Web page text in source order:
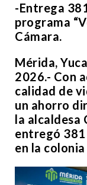
-Entrega
programa
Cámara.
Mérida,
2026.- Con
calidad de
un ahorro
la alcaldesa
entregó
en la